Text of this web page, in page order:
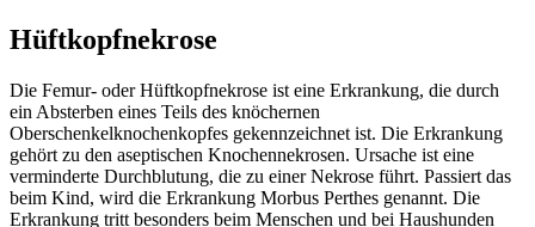
Hüftkopfnekrose
Die Femur- oder Hüftkopfnekrose ist eine Erkrankung, die durch
ein Absterben eines Teils des knöchernen
Oberschenkelknochenkopfes gekennzeichnet ist. Die Erkrankung
gehört zu den aseptischen Knochennekrosen. Ursache ist eine
verminderte Durchblutung, die zu einer Nekrose führt. Passiert das
beim Kind, wird die Erkrankung Morbus Perthes genannt. Die
Erkrankung tritt besonders beim Menschen und bei Haushunden